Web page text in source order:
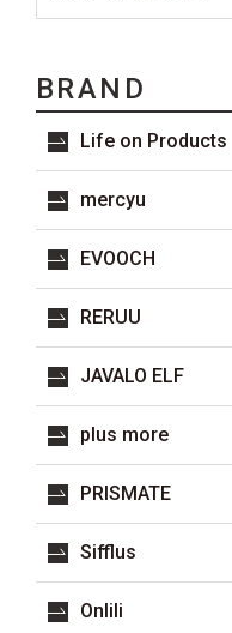
BRAND
Life on Products
mercyu
EVOOCH
RERUU
JAVALO ELF
plus more
PRISMATE
Sifflus
Onlili